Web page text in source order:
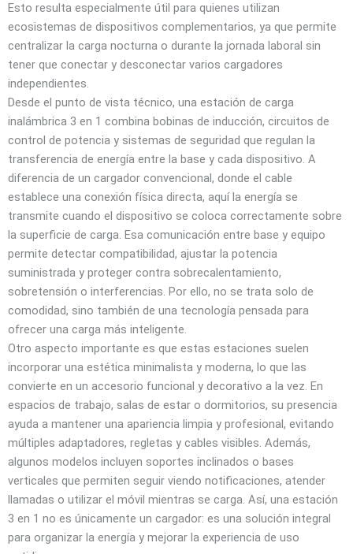
Esto resulta especialmente útil para quienes utilizan
ecosistemas de dispositivos complementarios, ya que permite
centralizar la carga nocturna o durante la jornada laboral sin
tener que conectar y desconectar varios cargadores
independientes.
Desde el punto de vista técnico, una estación de carga
inalámbrica 3 en 1 combina bobinas de inducción, circuitos de
control de potencia y sistemas de seguridad que regulan la
transferencia de energía entre la base y cada dispositivo. A
diferencia de un cargador convencional, donde el cable
establece una conexión física directa, aquí la energía se
transmite cuando el dispositivo se coloca correctamente sobre
la superficie de carga. Esa comunicación entre base y equipo
permite detectar compatibilidad, ajustar la potencia
suministrada y proteger contra sobrecalentamiento,
sobretensión o interferencias. Por ello, no se trata solo de
comodidad, sino también de una tecnología pensada para
ofrecer una carga más inteligente.
Otro aspecto importante es que estas estaciones suelen
incorporar una estética minimalista y moderna, lo que las
convierte en un accesorio funcional y decorativo a la vez. En
espacios de trabajo, salas de estar o dormitorios, su presencia
ayuda a mantener una apariencia limpia y profesional, evitando
múltiples adaptadores, regletas y cables visibles. Además,
algunos modelos incluyen soportes inclinados o bases
verticales que permiten seguir viendo notificaciones, atender
llamadas o utilizar el móvil mientras se carga. Así, una estación
3 en 1 no es únicamente un cargador: es una solución integral
para organizar la energía y mejorar la experiencia de uso